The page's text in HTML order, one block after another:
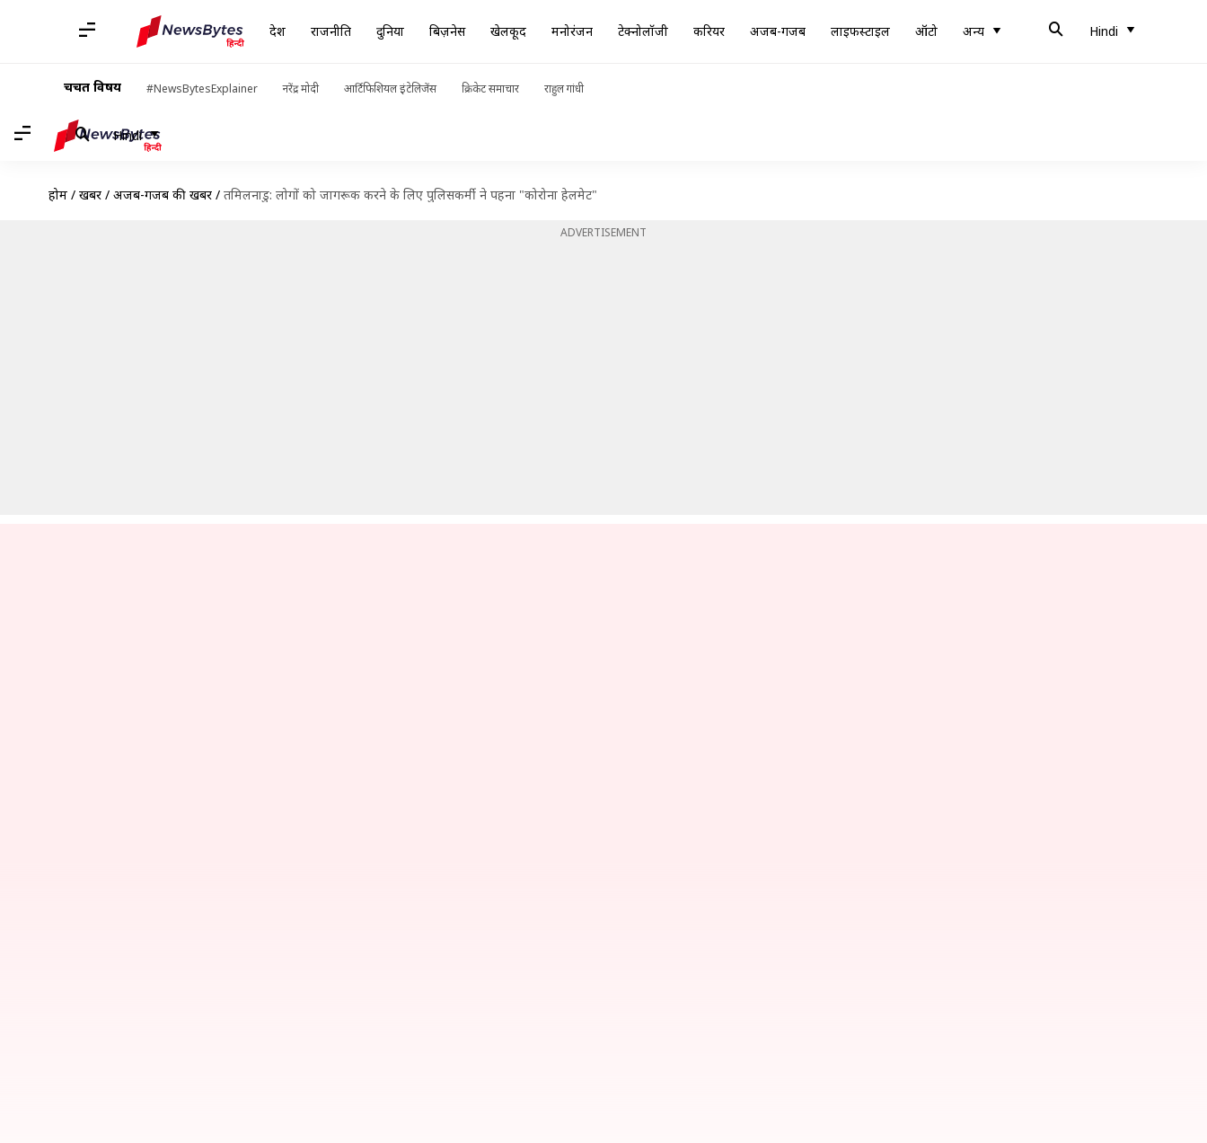
देश राजनीति दुनिया बिज़नेस खेलकूद मनोरंजन टेक्नोलॉजी करियर अजब-गजब लाइफस्टाइल ऑटो अन्य Hindi
चर्चित विषय #NewsBytesExplainer नरेंद्र मोदी आर्टिफिशियल इंटेलिजेंस क्रिकेट समाचार राहुल गांधी
Hindi
होम / खबरें / अजब-गजब की खबरें / तमिलनाडु: लोगों को जागरूक करने के लिए पुलिसकर्मी ने पहना "कोरोना हेलमेट"
ADVERTISEMENT